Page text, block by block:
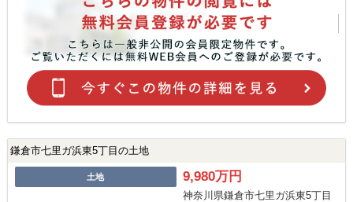
鎌倉市七里ガ浜東5丁目の土地
土地 9,980万円
神奈川県鎌倉市七里ガ浜東5丁目